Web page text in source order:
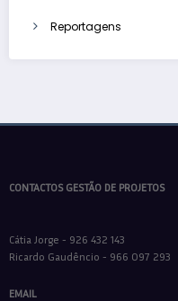
Reportagens
CONTACTOS GESTÃO DE PROJETOS
Cátia Jorge - 926 432 143
Ricardo Gaudêncio - 966 097 293
EMAIL